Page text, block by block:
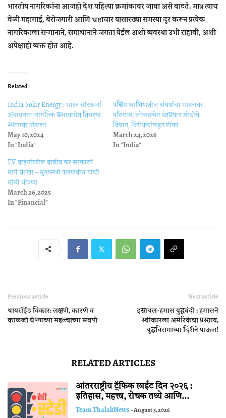
भारतीय नागरिकांना आजही देश पहिल्या क्रमांकावर जावा असे वाटते. मात्र त्याच
वेळी महागाई, बेरोजगारी आणि भ्रष्टाचार यासारख्या समस्या दूर करून प्रत्येक
नागरिकाला सन्मानाने, समाधानाने जगता येईल अशी व्यवस्था उभी राहावी, अशी
अपेक्षाही व्यक्त होत आहे.
Related
India Solar Energy : भारत सौरऊर्जा
उत्पादनात जागतिक क्रमावारीत तिसर्‍या
स्थानावर पोचला
May 10, 2024
In "India"
पश्चिम आशियातील संघर्षाचा भारतावर
परिणाम; लोकसभेत पंतप्रधान मोदींचे
विधान, विरोधकांकडून टीका
March 24, 2026
In "India"
EV वाहनांवरील वाढीव कर सरकारने
मागे घेतला – मुख्यमंत्री फडणवीस यांची
मोठी घोषणा
March 26, 2025
In "Financial"
Previous article
थायरॉईड विकार: लक्षणे, कारणे व
काळजी घेण्याच्या महत्त्वाच्या सवयी
Next article
इस्रायल-हमास युद्धबंदी : हमासने
स्वीकारला अमेरिकेचा प्रस्ताव,
युद्धविरामाच्या दिशेने पाऊल!
RELATED ARTICLES
आंतरराष्ट्रीय ट्रॅफिक लाईट दिन २०२६ :
इतिहास, महत्त्व, रोचक तथ्ये आणि...
Team ThalakNews-August 5, 2026